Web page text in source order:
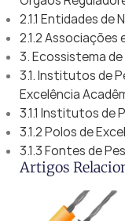
2.1.1 Entidades de
2.1.2 Associações
3. Ecossistema
3.1. Institutos de
Excelência
3.1.1 Institutos de
3.1.2 Polos de
3.1.3 Fontes de
Artigos